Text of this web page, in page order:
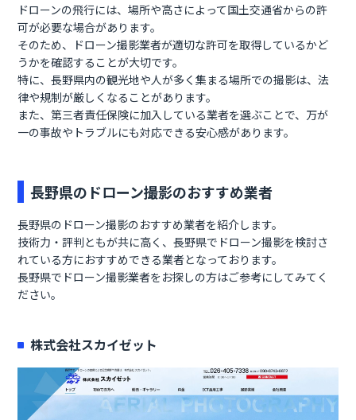
ドローンの飛行には、場所や高さによって国土交通省からの許
可が必要な場合があります。
そのため、ドローン撮影業者が適切な許可を取得しているかど
うかを確認することが大切です。
特に、長野県内の観光地や人が多く集まる場所での撮影は、法
律や規制が厳しくなることがあります。
また、第三者責任保険に加入している業者を選ぶことで、万が
一の事故やトラブルにも対応できる安心感があります。
長野県のドローン撮影のおすすめ業者
長野県のドローン撮影のおすすめ業者を紹介します。
技術力・評判ともが共に高く、長野県でドローン撮影を検討さ
れている方におすすめできる業者となっております。
長野県でドローン撮影業者をお探しの方はご参考にしてみてく
ださい。
株式会社スカイゼット